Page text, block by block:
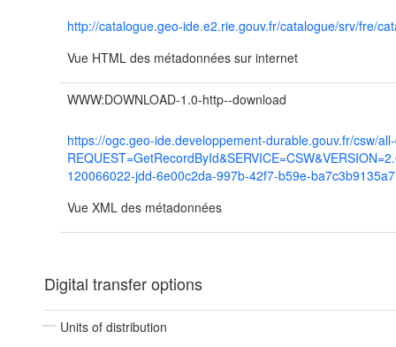
http://catalogue.geo-ide.e2.rie.gouv.fr/catalogue/srv/fre/
Vue HTML des métadonnées sur internet
WWW:DOWNLOAD-1.0-http--download
https://ogc.geo-ide.developpement-durable.gouv.fr/csw/
120066022-jdd-6e00c2da-997b-42f7-b59e-ba7c3b9135a7
Vue XML des métadonnées
Digital transfer options
Units of distribution